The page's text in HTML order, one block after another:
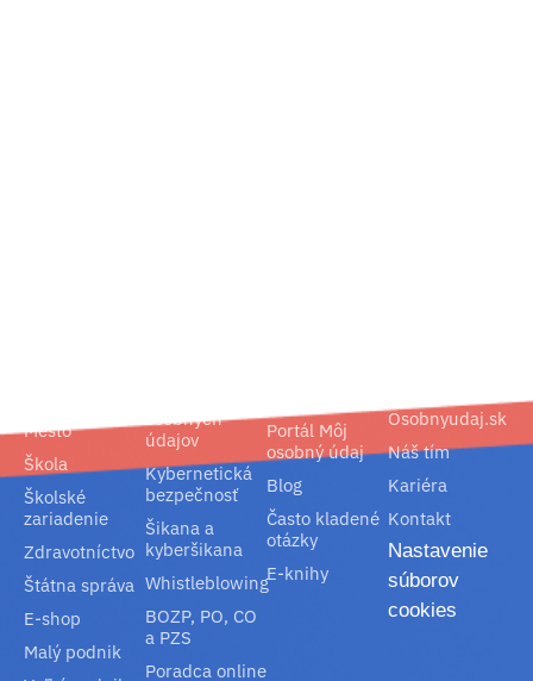
Mesto
Škola
Školské
zariadenie
Zdravotníctvo
Štátna správa
E-shop
Malý podnik
osobných
údajov
Kybernetická
bezpečnosť
Šikana a
kyberšikana
Whistleblowing
BOZP, PO, CO
a PZS
Poradca online
Portál Môj
osobný údaj
Blog
Často kladené
otázky
E-knihy
Osobnyudaj.sk
Náš tím
Kariéra
Kontakt
Nastavenie
súborov
cookies